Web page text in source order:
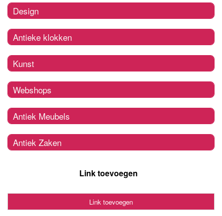
Design
Antieke klokken
Kunst
Webshops
Antiek Meubels
Antiek Zaken
Link toevoegen
Link toevoegen